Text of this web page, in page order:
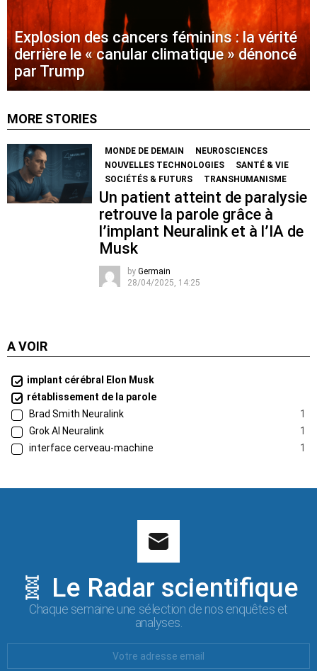
Explosion des cancers féminins : la vérité
derrière le « canular climatique » dénoncé
par Trump
MORE STORIES
MONDE DE DEMAIN
NEUROSCIENCES
NOUVELLES TECHNOLOGIES
SANTÉ & VIE
SOCIÉTÉS & FUTURS
TRANSHUMANISME
Un patient atteint de paralysie
retrouve la parole grâce à
l’implant Neuralink et à l’IA de
Musk
by Germain
28/04/2025, 14:25
A VOIR
implant cérébral Elon Musk
rétablissement de la parole
Brad Smith Neuralink
1
Grok AI Neuralink
1
interface cerveau-machine
1
🧬 Le Radar scientifique
Chaque semaine une sélection de nos enquêtes et
analyses.